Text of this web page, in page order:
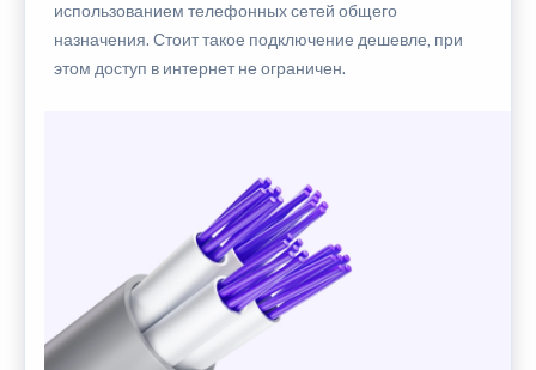
использованием телефонных сетей общего
назначения. Стоит такое подключение дешевле, при
этом доступ в интернет не ограничен.